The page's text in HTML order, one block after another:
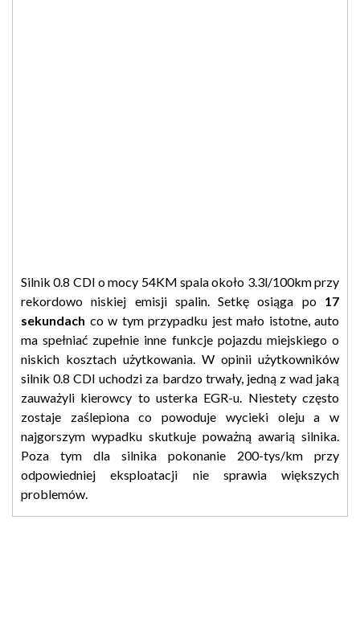
Silnik 0.8 CDI o mocy 54KM spala około 3.3l/100km przy
rekordowo niskiej emisji spalin. Setkę osiąga po17
sekundach co w tym przypadku jest mało istotne, auto
ma spełniać zupełnie inne funkcje pojazdu miejskiego o
niskich kosztach użytkowania. W opinii użytkowników
silnik 0.8 CDI uchodzi za bardzo trwały, jedną z wad jaką
zauważyli kierowcy to usterka EGR-u. Niestety często
zostaje zaślepiona co powoduje wycieki oleju a w
najgorszym wypadku skutkuje poważną awarią silnika.
Poza tym dla silnika pokonanie 200-tys/km przy
odpowiedniej eksploatacji nie sprawia większych
problemów.